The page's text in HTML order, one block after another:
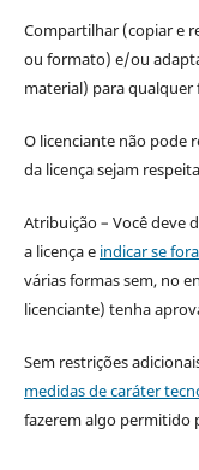
Compartilhar (copiar e
ou formato) e/ou
material) para qualquer
O licenciante não pode
da licença sejam
Atribuição – Você deve
a licença e indicar se
várias formas sem, no
licenciante) tenha
Sem restrições
medidas de caráter
fazerem algo permitido